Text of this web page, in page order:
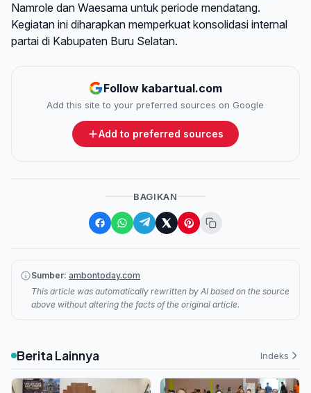
Namrole dan Waesama untuk periode mendatang.
Kegiatan ini diharapkan memperkuat konsolidasi internal
partai di Kabupaten Buru Selatan.
Follow kabartual.com
Add this site to your preferred sources on Google
Add to preferred sources
BAGIKAN
Sumber: ambontoday.com
This article was automatically rewritten by AI based on the source
above without altering the facts of the original article.
Berita Lainnya Indeks